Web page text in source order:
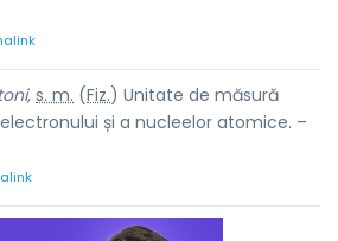
s. m. (Fiz.) Unitate de măsură
și a nucleelor atomice. –